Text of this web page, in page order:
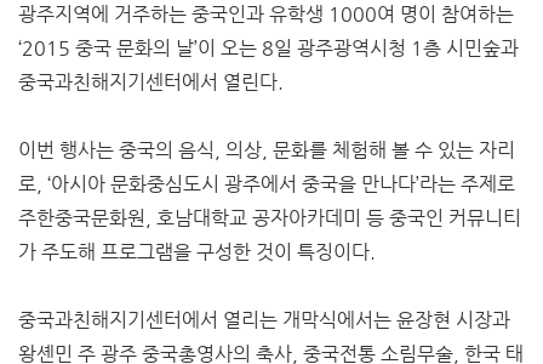
광주지역에 거주하는 중국인과 유학생 1000여 명이 참여하는
‘2015 중국 문화의 날’이 오는 8일 광주광역시청 1층 시민숲과
중국과친해지기센터에서 열린다.
이번 행사는 중국의 음식, 의상, 문화를 체험해 볼 수 있는 자리
로, ‘아시아 문화중심도시 광주에서 중국을 만나다’라는 주제로
주한중국문화원, 호남대학교 공자아카데미 등 중국인 커뮤니티
가 주도해 프로그램을 구성한 것이 특징이다.
중국과친해지기센터에서 열리는 개막식에서는 윤장현 시장과
왕셴민 주 광주 중국총영사의 축사, 중국전통 소림무술, 한국 태